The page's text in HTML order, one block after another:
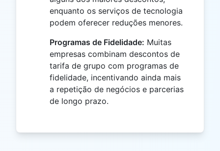
enquanto os serviços de tecnologia
podem oferecer reduções menores.
Programas de Fidelidade: Muitas
empresas combinam descontos de
tarifa de grupo com programas de
fidelidade, incentivando ainda mais
a repetição de negócios e parcerias
de longo prazo.